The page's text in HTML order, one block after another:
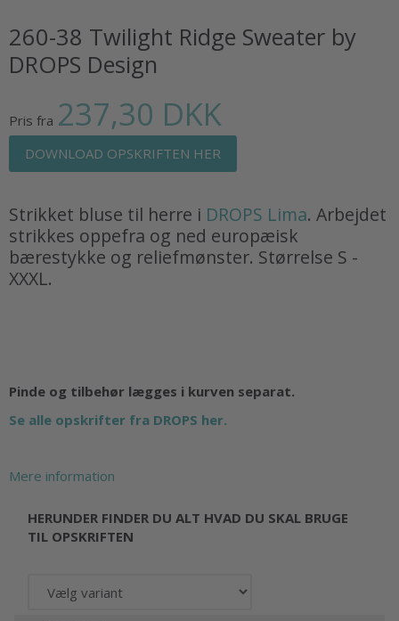
260-38 Twilight Ridge Sweater by
DROPS Design
Pris fra 237,30 DKK
DOWNLOAD OPSKRIFTEN HER
Strikket bluse til herre i DROPS Lima. Arbejdet
strikkes oppefra og ned europæisk
bærestykke og reliefmønster. Størrelse S -
XXXL.
Pinde og tilbehør lægges i kurven separat.
Se alle opskrifter fra DROPS her.
Mere information
HERUNDER FINDER DU ALT HVAD DU SKAL BRUGE
TIL OPSKRIFTEN